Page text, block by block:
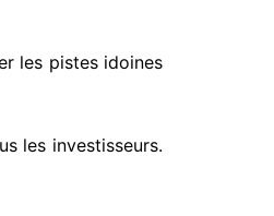
les pistes idoines
les investisseurs.